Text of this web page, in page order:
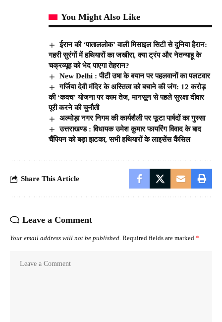
You Might Also Like
ईरान की ‘पाताललोक’ वाली मिसाइल सिटी से दुनिया हैरान:
गहरी सुरंगों में हथियारों का जखीरा, क्या ट्रंप और नेतन्याहू के
चक्रव्यूह को भेद पाएगा तेहरान?
New Delhi : पीटी उषा के बयान पर पहलवानों का पलटवार
गर्जिया देवी मंदिर के अस्तित्व को बचाने की जंग: 12 करोड़
की ‘कवच’ योजना पर काम तेज, मानसून से पहले सुरक्षा दीवार
पूरी करने की चुनौती
अल्मोड़ा नगर निगम की कार्यशैली पर फूटा पार्षदों का गुस्सा
उत्तराखण्ड : विधायक उमेश कुमार फायरिंग विवाद के बाद
चैंपियन को बड़ा झटका, सभी हथियारों के लाइसेंस कैंसिल
Share This Article
Leave a Comment
Your email address will not be published. Required fields are marked *